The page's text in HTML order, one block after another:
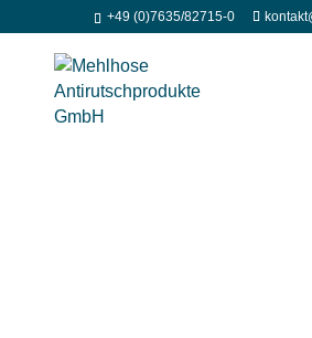
+49 (0)7635/82715-0